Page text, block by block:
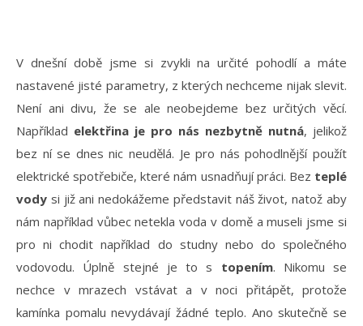
V dnešní době jsme si zvykli na určité pohodlí a máte
nastavené jisté parametry, z kterých nechceme nijak slevit.
Není ani divu, že se ale neobejdeme bez určitých věcí.
Například elektřina je pro nás nezbytně nutná, jelikož
bez ní se dnes nic neudělá. Je pro nás pohodlnější použít
elektrické spotřebiče, které nám usnadňují práci. Bez teplé
vody si již ani nedokážeme představit náš život, natož aby
nám například vůbec netekla voda v domě a museli jsme si
pro ni chodit například do studny nebo do společného
vodovodu. Úplně stejné je to s topením. Nikomu se
nechce v mrazech vstávat a v noci přitápět, protože
kamínka pomalu nevydávají žádné teplo. Ano skutečně se